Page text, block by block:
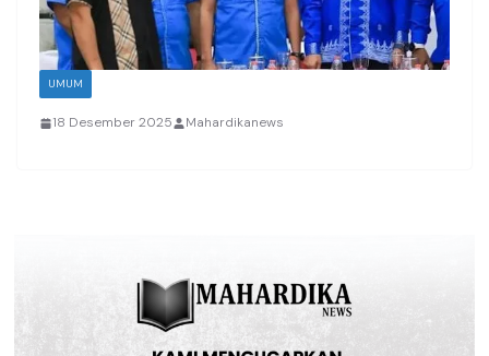
UMUM
18 Desember 2025 Mahardikanews